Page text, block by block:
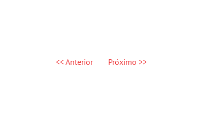
<< Anterior Próximo >>